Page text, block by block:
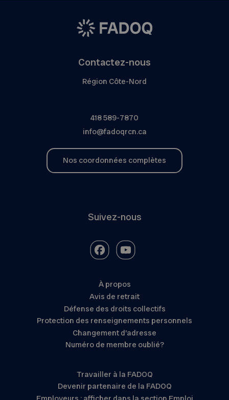
Contactez-nous
Région Côte-Nord
418 589-7870
info@fadoqrcn.ca
Nos coordonnées complètes
Suivez-nous
À propos
Avis de retrait
Défense des droits collectifs
Protection des renseignements personnels
Changement d’adresse
Numéro de membre oublié?
Travailler à la FADOQ
Devenir partenaire de la FADOQ